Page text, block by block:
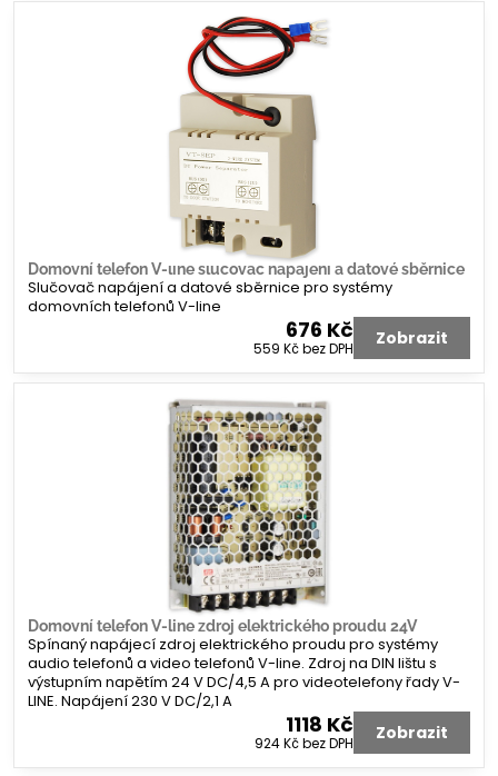
Domovní telefon V-line slučovač napájení a datové sběrnice
Slučovač napájení a datové sběrnice pro systémy
domovních telefonů V-line
676 Kč
559 Kčbez DPH Zobrazit
Domovní telefon V-line zdroj elektrického proudu 24V
Spínaný napájecí zdroj elektrického proudu pro systémy
audio telefonů a video telefonů V-line. Zdroj na DIN lištu s
výstupním napětím 24 V DC/4,5 A pro videotelefony řady V-
LINE. Napájení 230 V DC/2,1 A
1118 Kč
924 Kčbez DPH Zobrazit